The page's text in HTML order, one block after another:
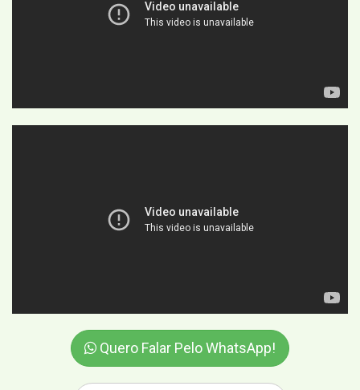
Quero Falar Pelo WhatsApp!